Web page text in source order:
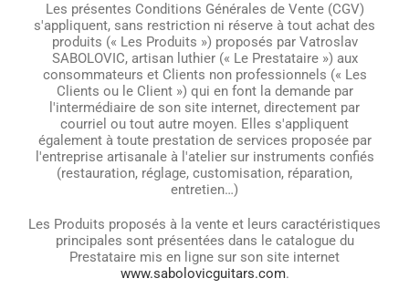
Les présentes Conditions Générales de Vente (CGV)
s'appliquent, sans restriction ni réserve à tout achat des
produits (« Les Produits ») proposés par Vatroslav
SABOLOVIC, artisan luthier (« Le Prestataire ») aux
consommateurs et Clients non professionnels (« Les
Clients ou le Client ») qui en font la demande par
l'intermédiaire de son site internet, directement par
courriel ou tout autre moyen. Elles s'appliquent
également à toute prestation de services proposée par
l'entreprise artisanale à l'atelier sur instruments confiés
(restauration, réglage, customisation, réparation,
entretien…)
Les Produits proposés à la vente et leurs caractéristiques
principales sont présentées dans le catalogue du
Prestataire mis en ligne sur son site internet
www.sabolovicguitars.com.